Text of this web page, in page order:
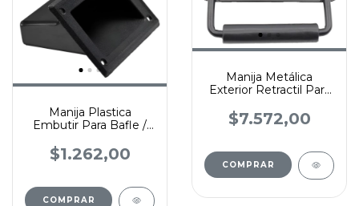
Manija Plastica
Embutir Para Bafle /
$1.262,00
COMPRAR
Manija Metálica
Exterior Retractil Para
$7.572,00
COMPRAR